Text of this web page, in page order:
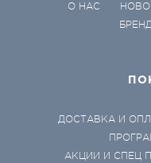
О НАС
ДОСТАВКА И
АКЦИИ И СПЕЦ